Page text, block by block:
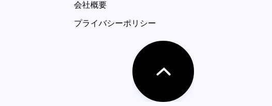
会社概要
プライバシーポリシー